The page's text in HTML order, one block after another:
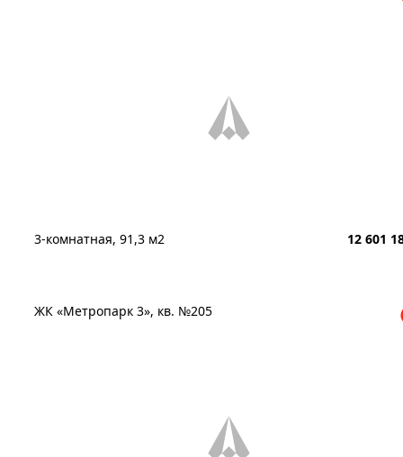
3-комнатная, 91,3 м2 12 601
ЖК «Метропарк 3», кв. №205